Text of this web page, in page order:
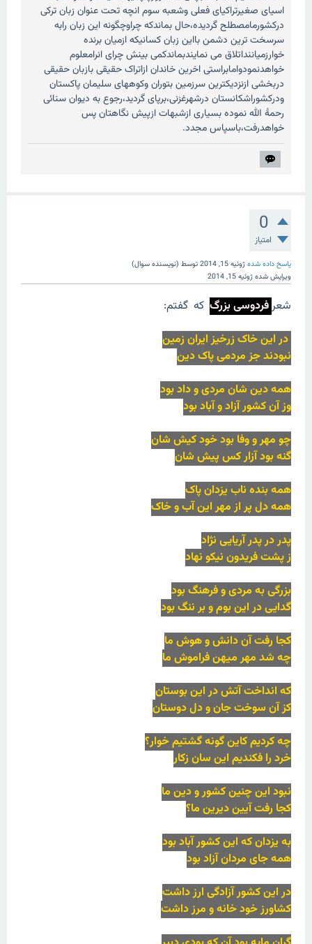
اسیای صغیرتراکیای فعلی وشعبه سوم انچه تحت عنوان زبان ترکی
درکشورمامصطلح گردیده،حال بماندکه چراوچگونه این زبان رابه
سرسخت ترین دشمن بااین زبان کسانیکه ازمیان برنده
خوارزمیاننداتلاق می نمایندبماندکمی بینش چرای انرامعلوم
خواهدنمودوامابراستی اخرین خاندان ازاتراک حقیقی بازبان حقیقی
دربخشی ازنزدیکترین سرزمین بتوران وکوههای سلیمان پاکستان
ودرکشوراشکانستان درشهرغزنی،برپای گردید،رجوع به دیوان سنائی
رحمۀ الله نموده بسیاری ازشبهات ازپیش نگاهتان پس
خواهدرفت،باسپاس مجدد.
0
امتیاز
پاسخ داده شدهژوئیه 15, 2014 توسط (نویسنده سوال)
ویرایش شدهژوئیه 15, 2014
شعرفردوسی بزرگ که گفتم:
در این خاک زرخیز ایران زمین
نبودند جز مردمی پاک دین
همه دین شان مردی و داد بود
وز آن کشور آزاد و آباد بود
چو مهر و وفا بود خود کیش شان
گنه بود آزار کس پیش شان
همه بنده ناب یزدان پاک
همه دل پر از مهر این آب و خاک
پدر در پدر آریایی نژاد
ز پشت فریدون نیکو نهاد
بزرگی به مردی و فرهنگ بود
گدایی در این بوم و بر ننگ بود
کجا رفت آن دانش و هوش ما
چه شد مهر میهن فراموش ما
که انداخت آتش در این بوستان
کز آن سوخت جان و دل دوستان
چه کردیم کاین گونه گشتیم خوار؟
خرد را فکندیم این سان زکار
نبود این چنین کشور و دین ما
کجا رفت آیین دیرین ما؟
به یزدان که این کشور آباد بود
همه جای مردان آزاد بود
در این کشور آزادگی ارز داشت
کشاورز خود خانه و مرز داشت